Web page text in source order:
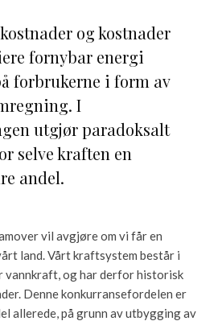
og kostnader
fornybar energi
forbrukerne i form av
I
utgjør paradoksalt
selve kraften en
andel.
vil avgjøre om vi får en
land. Vårt kraftsystem består i
vannkraft, og har derfor historisk
Denne konkurransefordelen er
allerede, på grunn av utbygging av